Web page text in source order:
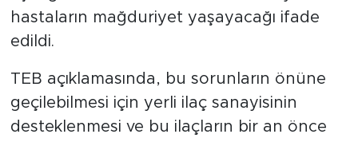
hastaların mağduriyet yaşayacağı ifade
edildi.
TEB açıklamasında, bu sorunların önüne
geçilebilmesi için yerli ilaç sanayisinin
desteklenmesi ve bu ilaçların bir an önce